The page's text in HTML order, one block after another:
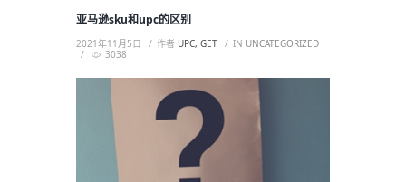
亚马逊sku和upc的区别
2021年11月5日 作者 UPC, GET IN UNCATEGORIZED
3038